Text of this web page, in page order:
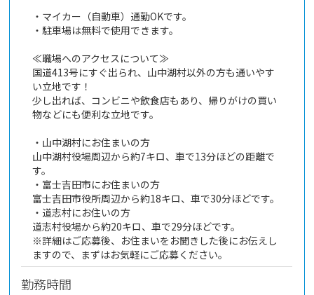
・マイカー（自動車）通勤OKです。
・駐車場は無料で使用できます。
≪職場へのアクセスについて≫
国道413号にすぐ出られ、山中湖村以外の方も通いやす
い立地です！
少し出れば、コンビニや飲食店もあり、帰りがけの買い
物などにも便利な立地です。
・山中湖村にお住まいの方
山中湖村役場周辺から約7キロ、車で13分ほどの距離で
す。
・富士吉田市にお住まいの方
富士吉田市役所周辺から約18キロ、車で30分ほどです。
・道志村にお住いの方
道志村役場から約20キロ、車で29分ほどです。
※詳細はご応募後、お住まいをお聞きした後にお伝えし
ますので、まずはお気軽にご応募ください。
勤務時間